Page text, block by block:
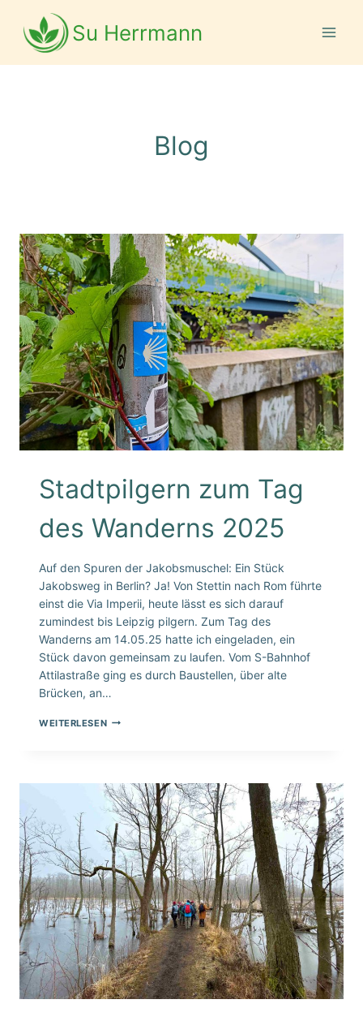
Inhalt
springen
Su Herrmann
Blog
Stadtpilgern zum Tag
des Wanderns 2025
Auf den Spuren der Jakobsmuschel: Ein Stück
Jakobsweg in Berlin? Ja! Von Stettin nach Rom führte
einst die Via Imperii, heute lässt es sich darauf
zumindest bis Leipzig pilgern. Zum Tag des
Wanderns am 14.05.25 hatte ich eingeladen, ein
Stück davon gemeinsam zu laufen. Vom S-Bahnhof
Attilastraße ging es durch Baustellen, über alte
Brücken, an…
WEITERLESEN STADTPILGERN
2025